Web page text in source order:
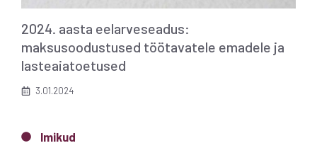
2024. aasta eelarveseadus:
maksusoodustused töötavatele emadele ja
lasteaiatoetused
3.01.2024
Imikud